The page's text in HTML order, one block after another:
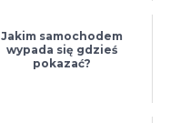
Jakim samochodem
wypada się gdzieś
pokazać?